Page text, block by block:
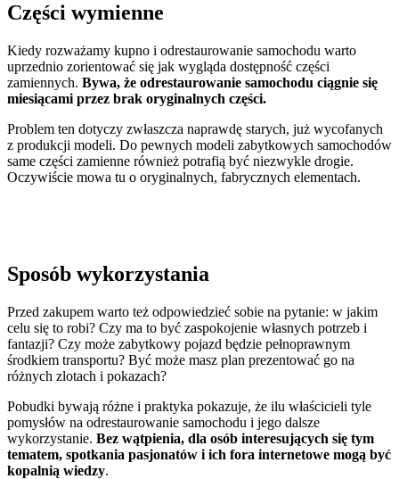
Części wymienne
Kiedy rozważamy kupno i odrestaurowanie samochodu warto
uprzednio zorientować się jak wygląda dostępność części
zamiennych. Bywa, że odrestaurowanie samochodu ciągnie się
miesiącami przez brak oryginalnych części.
Problem ten dotyczy zwłaszcza naprawdę starych, już wycofanych
z produkcji modeli. Do pewnych modeli zabytkowych samochodów
same części zamienne również potrafią być niezwykle drogie.
Oczywiście mowa tu o oryginalnych, fabrycznych elementach.
Sposób wykorzystania
Przed zakupem warto też odpowiedzieć sobie na pytanie: w jakim
celu się to robi? Czy ma to być zaspokojenie własnych potrzeb i
fantazji? Czy może zabytkowy pojazd będzie pełnoprawnym
środkiem transportu? Być może masz plan prezentować go na
różnych zlotach i pokazach?
Pobudki bywają różne i praktyka pokazuje, że ilu właścicieli tyle
pomysłów na odrestaurowanie samochodu i jego dalsze
wykorzystanie. Bez wątpienia, dla osób interesujących się tym
tematem, spotkania pasjonatów i ich fora internetowe mogą być
kopalnią wiedzy.